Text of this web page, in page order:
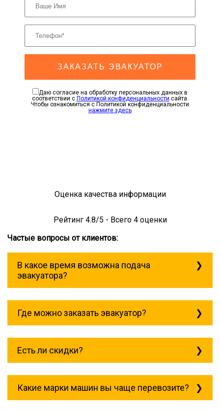
ЗАКАЗАТЬ ЭВАКУАТОР
Даю согласие на обработку персональных данных в
соответствии с Политикой конфиденциальности сайта.
Чтобы ознакомиться с Политикой конфиденциальности
нажмите здесь
Оценка качества информации
Рейтинг 4.8/5 - Всего 4оценки
Частые вопросы от клиентов:
В какое время возможна подача
эвакуатора?
звоните в любое время. Ясенево всегда
Где можно заказать эвакуатор?
межгород на любое расстояние звоните
Есть ли скидки?
можно получить дешево и быстро
Какие марки машин вы чаще перевозите?